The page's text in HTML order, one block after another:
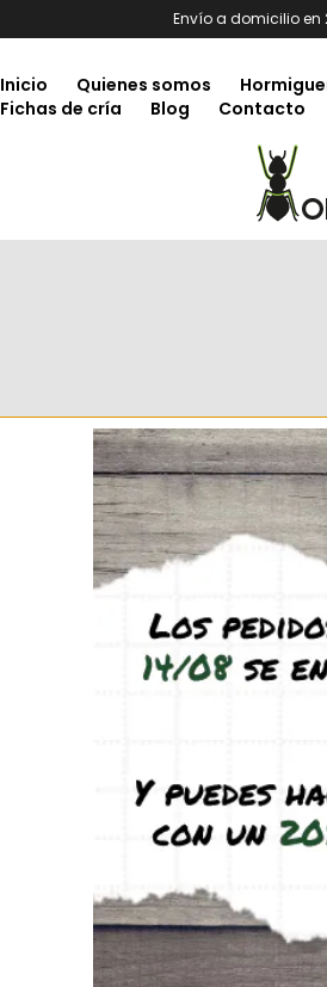
Envío a domicilio en
Inicio Quienes somos
Fichas de cría
Blog Contacto
Antmeta H20x20 M1
35,95€ - 39,95€ (IVA